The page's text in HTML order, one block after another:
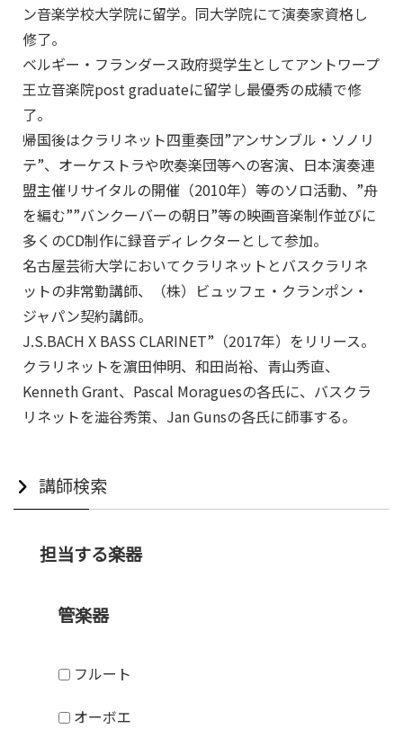
ン音楽学校大学院に留学。同大学院にて演奏家資格し
修了。
ベルギー・フランダース政府奨学生としてアントワープ
王立音楽院post graduateに留学し最優秀の成績で修
了。
帰国後はクラリネット四重奏団”アンサンブル・ソノリ
テ”、オーケストラや吹奏楽団等への客演、日本演奏連
盟主催リサイタルの開催（2010年）等のソロ活動、”舟
を編む””バンクーバーの朝日”等の映画音楽制作並びに
多くのCD制作に録音ディレクターとして参加。
名古屋芸術大学においてクラリネットとバスクラリネ
ットの非常勤講師、（株）ビュッフェ・クランポン・
ジャパン契約講師。
J.S.BACH X BASS CLARINET”（2017年）をリリース。
クラリネットを濵田伸明、和田尚裕、青山秀直、
Kenneth Grant、Pascal Moraguesの各氏に、バスクラ
リネットを澁谷秀策、Jan Gunsの各氏に師事する。
講師検索
担当する楽器
管楽器
フルート
オーボエ